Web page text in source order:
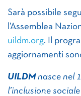
Sarà possibile
l’Assemblea
uildm.org. Il
aggiornamenti
UILDMnasce nel
l’inclusione